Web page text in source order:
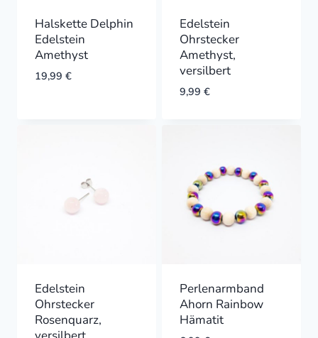
Halskette Delphin
Edelstein
Amethyst
19,99 €
Edelstein
Ohrstecker
Amethyst,
versilbert
9,99 €
Edelstein
Ohrstecker
Rosenquarz,
Perlenarmband
Ahorn Rainbow
Hämatit